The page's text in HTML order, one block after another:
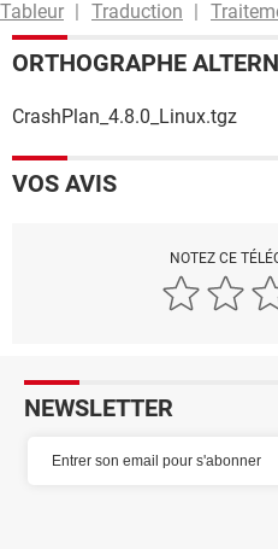
Tableur
Traduction
ORTHOGRAPHE
CrashPlan_4.8.0_Linux.tgz
VOS AVIS
NOTEZ CE
NEWSLETTER